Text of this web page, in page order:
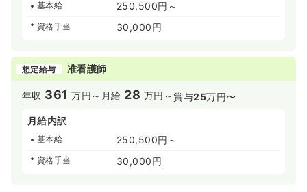
基本給 250,500円～
資格手当 30,000円
想定給与 准看護師
年収 361 万円～ 月給 28 万円～賞与25万円〜
月給内訳
基本給 250,500円～
資格手当 30,000円